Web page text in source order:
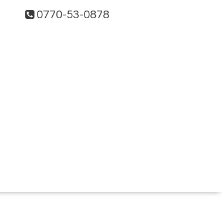
0770-53-0878